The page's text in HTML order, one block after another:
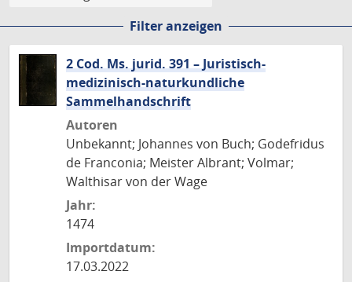
Filter anzeigen
2 Cod. Ms. jurid. 391 – Juristisch-
medizinisch-naturkundliche
Sammelhandschrift
Autoren
Unbekannt; Johannes von Buch; Godefridus
de Franconia; Meister Albrant; Volmar;
Walthisar von der Wage
Jahr:
1474
Importdatum:
17.03.2022